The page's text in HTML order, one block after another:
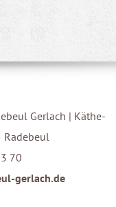
Gerlach | Käthe-
Radebeul
70
gerlach.de